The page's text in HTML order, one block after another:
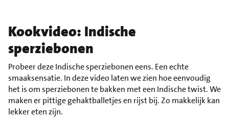
Kookvideo: Indische
sperziebonen
Probeer deze Indische sperziebonen eens. Een echte
smaaksensatie. In deze video laten we zien hoe eenvoudig
het is om sperziebonen te bakken met een Indische twist. We
maken er pittige gehaktballetjes en rijst bij. Zo makkelijk kan
lekker eten zijn.